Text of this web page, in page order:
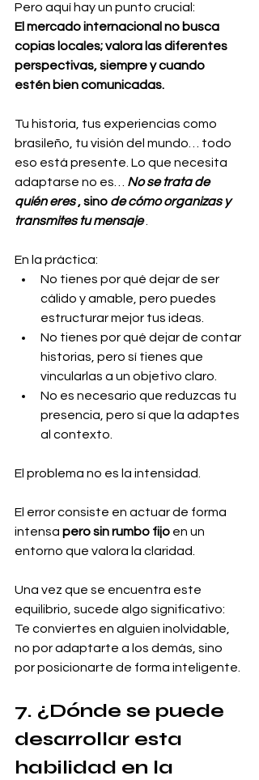
Pero aquí hay un punto crucial:
El mercado internacional no busca
copias locales; valora las diferentes
perspectivas, siempre y cuando
estén bien comunicadas.
Tu historia, tus experiencias como
brasileño, tu visión del mundo… todo
eso está presente. Lo que necesita
adaptarse no es… No se trata de
quién eres, sino de cómo organizas y
transmites tu mensaje .
En la práctica:
No tienes por qué dejar de ser
cálido y amable, pero puedes
estructurar mejor tus ideas.
No tienes por qué dejar de contar
historias, pero sí tienes que
vincularlas a un objetivo claro.
No es necesario que reduzcas tu
presencia, pero sí que la adaptes
al contexto.
El problema no es la intensidad.
El error consiste en actuar de forma
intensa pero sin rumbo fijo en un
entorno que valora la claridad.
Una vez que se encuentra este
equilibrio, sucede algo significativo:
Te conviertes en alguien inolvidable,
no por adaptarte a los demás, sino
por posicionarte de forma inteligente.
7. ¿Dónde se puede
desarrollar esta
habilidad en la